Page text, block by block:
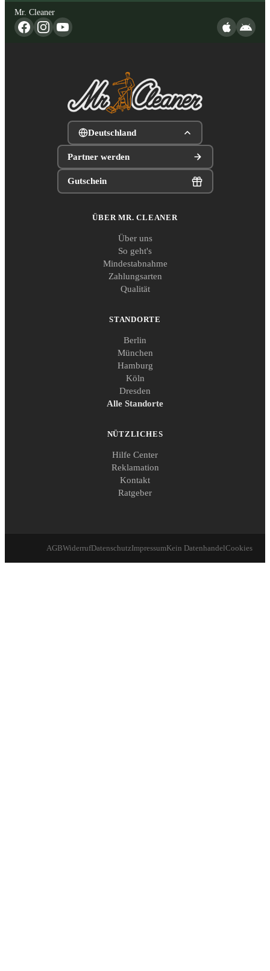
Mr. Cleaner
Deutschland
Partner werden
Gutschein
ÜBER MR. CLEANER
Über uns
So geht's
Mindestabnahme
Zahlungsarten
Qualität
STANDORTE
Berlin
München
Hamburg
Köln
Dresden
Alle Standorte
NÜTZLICHES
Hilfe Center
Reklamation
Kontakt
Ratgeber
AGBWiderrufDatenschutzImpressumKein DatenhandelCookies